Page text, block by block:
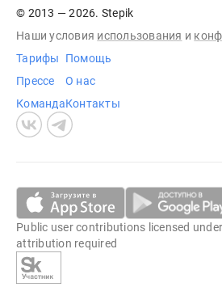
© 2013 — 2026. Stepik
Наши условия использования и
Тарифы
Прессе
Команда
Помощь
О нас
Контакты
Public user contributions licensed
attribution required